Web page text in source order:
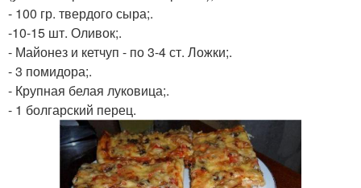
- 100 гр. твердого сыра;.
-10-15 шт. Оливок;.
- Майонез и кетчуп - по 3-4 ст. Ложки;.
- 3 помидора;.
- Крупная белая луковица;.
- 1 болгарский перец.